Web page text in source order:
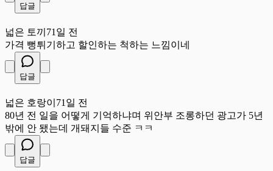
답글
넓은 토끼 71일 전
가격 뻥튀기하고 할인하는 척하는 느낌이네
답글
넓은 호랑이 71일 전
80년 전 일을 어떻게 기억하냐며 위안부 조롱하던 광고가 5년
밖에 안 됐는데 개돼지들 수준 ㅋㅋ
답글